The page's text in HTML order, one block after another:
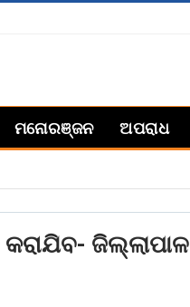
ମନୋରଞ୍ଜନ ଅପରାଧ
ଜିଲ୍ଲାପାଳ